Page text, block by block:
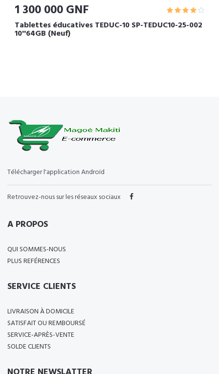
1 300 000 GNF
Tablettes éducatives TEDUC-10 SP-TEDUC10-25-002
10''64GB (Neuf)
Télécharger l'application Androïd
Retrouvez-nous sur les réseaux sociaux
A PROPOS
QUI SOMMES-NOUS
PLUS REFÉRENCES
SERVICE CLIENTS
LIVRAISON À DOMICILE
SATISFAIT OU REMBOURSÉ
SERVICE-APRÈS-VENTE
SOLDE CLIENTS